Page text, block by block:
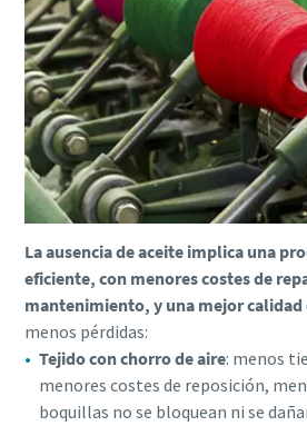
La ausencia de aceite implica una
eficiente, con menores costes de
mantenimiento, y una mejor
menos pérdidas:
Tejido con chorro de aire: menos
menores costes de reposición,
boquillas no se bloquean ni se